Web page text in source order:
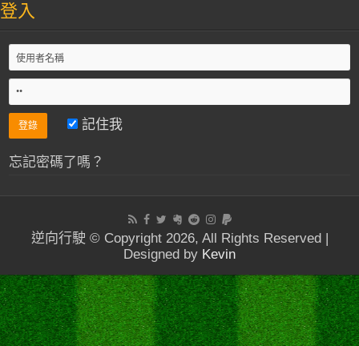
登入
記住我
忘記密碼了嗎？
逆向行駛 © Copyright 2026, All Rights Reserved |
Designed by Kevin